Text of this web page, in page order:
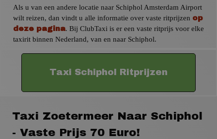
Als u van een andere locatie naar Schiphol Amsterdam Airport
wilt reizen, dan vindt u alle informatie over vaste ritprijzen op
deze pagina. Bij ClubTaxi is er een vaste ritprijs voor elke
taxirit binnen Nederland, van en naar Schiphol.
Taxi Schiphol Ritprijzen
Taxi Zoetermeer Naar Schiphol
- Vaste Prijs 70 Euro!